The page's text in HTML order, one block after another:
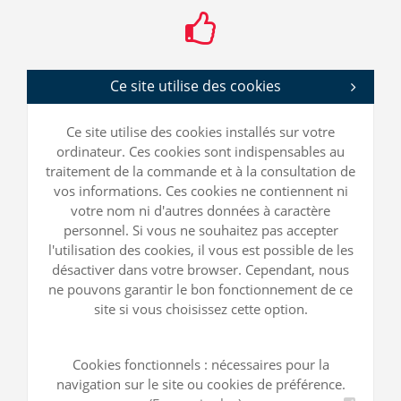
Ce site utilise des cookies
Ce site utilise des cookies installés sur votre
ordinateur. Ces cookies sont indispensables au
traitement de la commande et à la consultation de
vos informations. Ces cookies ne contiennent ni
votre nom ni d'autres données à caractère
personnel. Si vous ne souhaitez pas accepter
l'utilisation des cookies, il vous est possible de les
désactiver dans votre browser. Cependant, nous
ne pouvons garantir le bon fonctionnement de ce
site si vous choisissez cette option.
Cookies fonctionnels : nécessaires pour la
navigation sur le site ou cookies de préférence.